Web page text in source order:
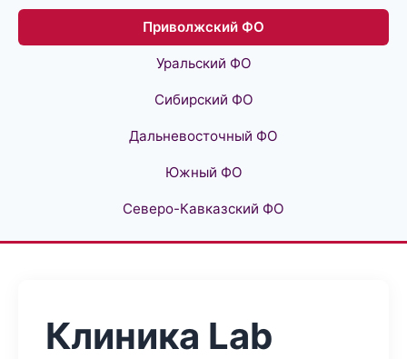
Приволжский ФО
Уральский ФО
Сибирский ФО
Дальневосточный ФО
Южный ФО
Северо-Кавказский ФО
Клиника Lab